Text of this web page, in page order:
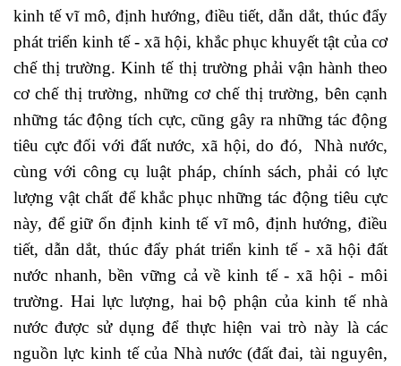
kinh tế vĩ mô, định hướng, điều tiết, dẫn dắt, thúc đẩy
phát triển kinh tế - xã hội, khắc phục khuyết tật của cơ
chế thị trường. Kinh tế thị trường phải vận hành theo
cơ chế thị trường, những cơ chế thị trường, bên cạnh
những tác động tích cực, cũng gây ra những tác động
tiêu cực đối với đất nước, xã hội, do đó, Nhà nước,
cùng với công cụ luật pháp, chính sách, phải có lực
lượng vật chất để khắc phục những tác động tiêu cực
này, để giữ ổn định kinh tế vĩ mô, định hướng, điều
tiết, dẫn dắt, thúc đẩy phát triển kinh tế - xã hội đất
nước nhanh, bền vững cả về kinh tế - xã hội - môi
trường. Hai lực lượng, hai bộ phận của kinh tế nhà
nước được sử dụng để thực hiện vai trò này là các
nguồn lực kinh tế của Nhà nước (đất đai, tài nguyên,